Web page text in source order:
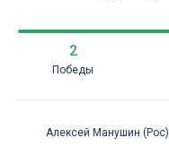
2
Победы
Алексей Манушин (Рос)